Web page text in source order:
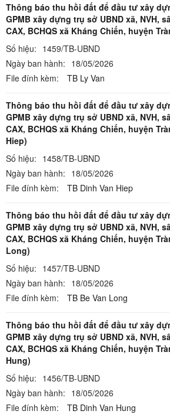
Thông báo thu hồi đất để đầu tư xây
GPMB xây dựng trụ sở UBND xã, NVH,
CAX, BCHQS xã Kháng Chiến, huyện
Số hiệu: 1459/TB-UBND
Ngày ban hành: 18/05/2026
File đính kèm:
TB Ly Van
Thông báo thu hồi đất để đầu tư xây
GPMB xây dựng trụ sở UBND xã, NVH,
CAX, BCHQS xã Kháng Chiến, huyện
Hiep)
Số hiệu: 1458/TB-UBND
Ngày ban hành: 18/05/2026
File đính kèm:
TB Dinh Van Hiep
Thông báo thu hồi đất để đầu tư xây
GPMB xây dựng trụ sở UBND xã, NVH,
CAX, BCHQS xã Kháng Chiến, huyện
Long)
Số hiệu: 1457/TB-UBND
Ngày ban hành: 18/05/2026
File đính kèm:
TB Be Van Long
Thông báo thu hồi đất để đầu tư xây
GPMB xây dựng trụ sở UBND xã, NVH,
CAX, BCHQS xã Kháng Chiến, huyện
Hung)
Số hiệu: 1456/TB-UBND
Ngày ban hành: 18/05/2026
File đính kèm:
TB Dinh Van Hung